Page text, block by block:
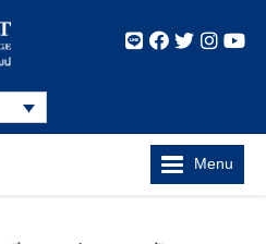
Menu